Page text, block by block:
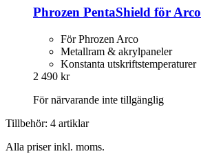
Phrozen PentaShield för Arco
För Phrozen Arco
Metallram & akrylpaneler
Konstanta utskriftstemperaturer
2 490 kr
För närvarande inte tillgänglig
Tillbehör: 4 artiklar
Alla priser inkl. moms.